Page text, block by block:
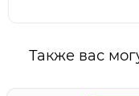
Также вас